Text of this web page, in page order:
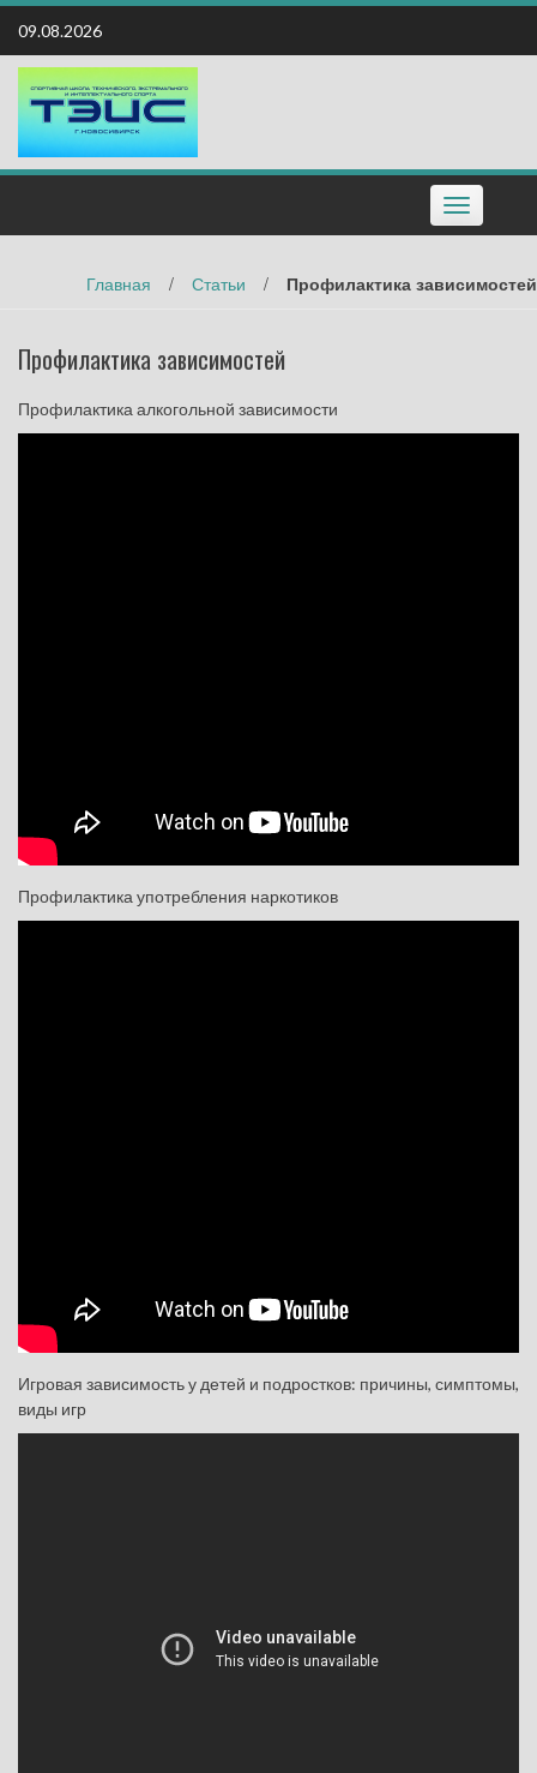
Наверх
09.08.2026
Toggle
navigation
Главная / Статьи / Профилактика зависимостей
Профилактика зависимостей
Профилактика алкогольной зависимости
Профилактика употребления наркотиков
Игровая зависимость у детей и подростков: причины, симптомы,
виды игр